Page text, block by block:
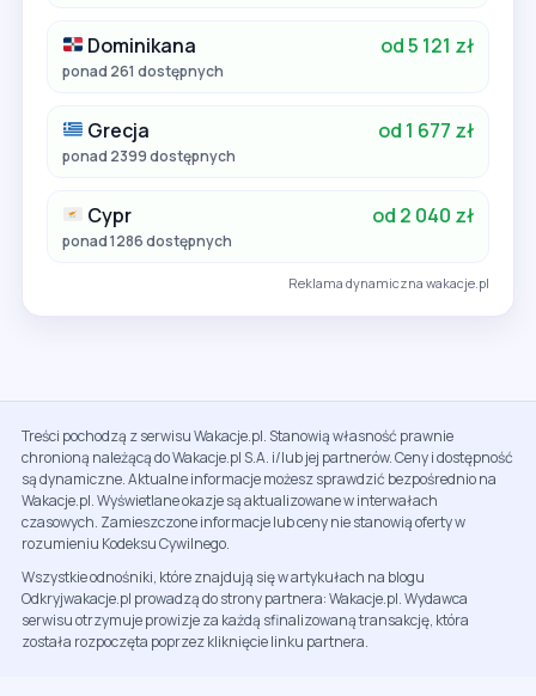
Dominikana od 5 121 zł
ponad 261 dostępnych
Grecja od 1 677 zł
ponad 2399 dostępnych
Cypr od 2 040 zł
ponad 1286 dostępnych
Reklama dynamiczna wakacje.pl
Treści pochodzą z serwisu Wakacje.pl. Stanowią własność prawnie
chronioną należącą do Wakacje.pl S.A. i/lub jej partnerów. Ceny i dostępność
są dynamiczne. Aktualne informacje możesz sprawdzić bezpośrednio na
Wakacje.pl. Wyświetlane okazje są aktualizowane w interwałach
czasowych. Zamieszczone informacje lub ceny nie stanowią oferty w
rozumieniu Kodeksu Cywilnego.
Wszystkie odnośniki, które znajdują się w artykułach na blogu
Odkryjwakacje.pl prowadzą do strony partnera: Wakacje.pl. Wydawca
serwisu otrzymuje prowizje za każdą sfinalizowaną transakcję, która
została rozpoczęta poprzez kliknięcie linku partnera.